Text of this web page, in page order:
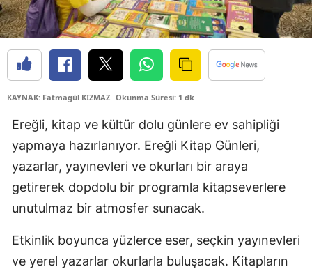
Denizli
Diyarbakır
Edirne
Erzincan
Erzurum
Eskişehir
Giresun
KAYNAK: Fatmagül KIZMAZ Okunma Süresi: 1 dk
Ereğli, kitap ve kültür dolu günlere ev sahipliği
yapmaya hazırlanıyor. Ereğli Kitap Günleri,
yazarlar, yayınevleri ve okurları bir araya
getirerek dopdolu bir programla kitapseverlere
unutulmaz bir atmosfer sunacak.
Etkinlik boyunca yüzlerce eser, seçkin yayınevleri
ve yerel yazarlar okurlarla buluşacak. Kitapların